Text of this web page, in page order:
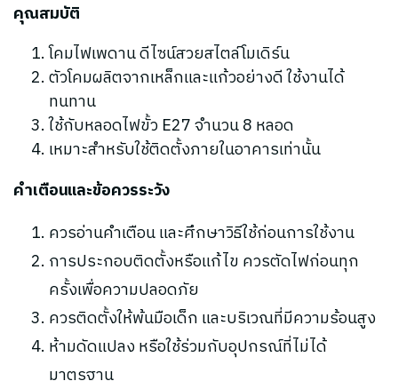
คุณสมบัติ
โคมไฟเพดาน ดีไซน์สวยสไตล์โมเดิร์น
ตัวโคมผลิตจากเหล็กและแก้วอย่างดี ใช้งานได้
ทนทาน
ใช้กับหลอดไฟขั้ว E27 จำนวน 8 หลอด
เหมาะสำหรับใช้ติดตั้งภายในอาคารเท่านั้น
คำเตือนและข้อควรระวัง
ควรอ่านคำเตือน และศึกษาวิธีใช้ก่อนการใช้งาน
การประกอบติดตั้งหรือแก้ไข ควรตัดไฟก่อนทุก
ครั้งเพื่อความปลอดภัย
ควรติดตั้งให้พ้นมือเด็ก และบริเวณที่มีความร้อนสูง
ห้ามดัดแปลง หรือใช้ร่วมกับอุปกรณ์ที่ไม่ได้
มาตรฐาน